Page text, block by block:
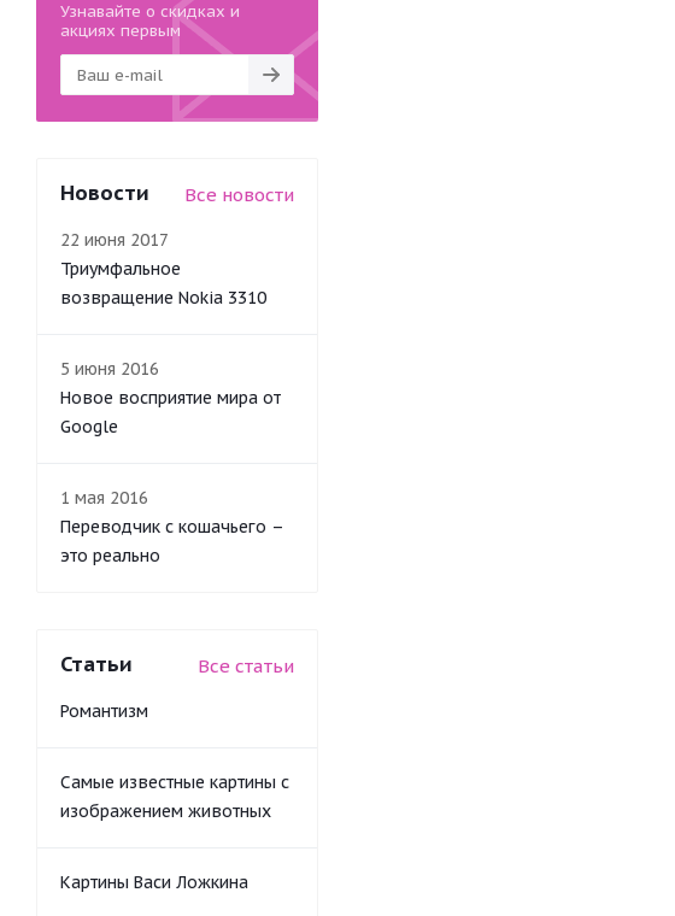
Узнавайте о скидках и
акциях первым
Новости Все новости
22 июня 2017
Триумфальное
возвращение Nokia 3310
5 июня 2016
Новое восприятие мира от
Google
1 мая 2016
Переводчик с кошачьего –
это реально
Статьи Все статьи
Романтизм
Самые известные картины с
изображением животных
Картины Васи Ложкина